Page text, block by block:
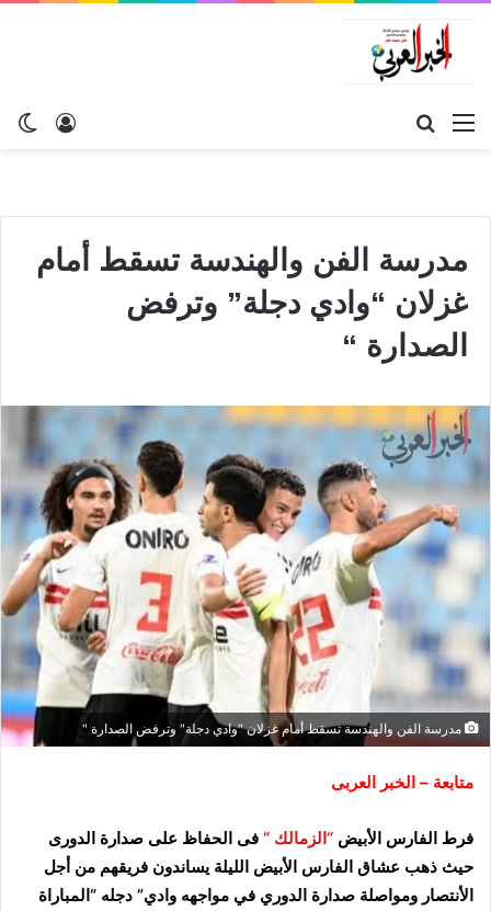
تسجيل
القائمة
مدرسة الفن والهندسة تسقط أمام
غزلان “وادي دجلة” وترفض
الصدارة “
مدرسة الفن والهندسة تسقط أمام غزلان "وادي دجلة" وترفض الصدارة "
متابعة – الخبر العربى
فرط الفارس الأبيض “الزمالك “ فى الحفاظ على صدارة الدورى
حيث ذهب عشاق الفارس الأبيض الليلة يساندون فريقهم من أجل
الأنتصار ومواصلة صدارة الدوري في مواجهه وادي” دجله “المباراة